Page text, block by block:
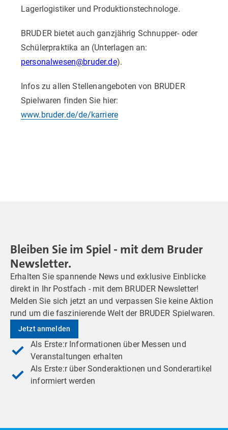
Lagerlogistiker und Produktionstechnologe.
BRUDER bietet auch ganzjährig Schnupper- oder
Schülerpraktika an (Unterlagen an:
personalwesen@bruder.de).
Infos zu allen Stellenangeboten von BRUDER
Spielwaren finden Sie hier:
www.bruder.de/de/karriere
Bleiben Sie im Spiel - mit dem Bruder
Newsletter.
Erhalten Sie spannende News und exklusive Einblicke
direkt in Ihr Postfach - mit dem BRUDER Newsletter!
Melden Sie sich jetzt an und verpassen Sie keine Aktion
rund um die faszinierende Welt der BRUDER Spielwaren.
Jetzt anmelden
Als Erste:r Informationen über Messen und
Veranstaltungen erhalten
Als Erste:r über Sonderaktionen und Sonderartikel
informiert werden